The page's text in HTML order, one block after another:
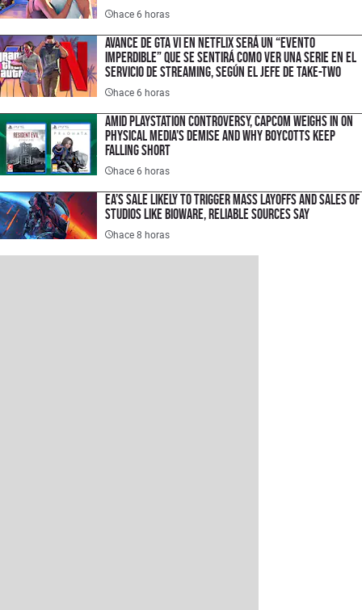
hace 6 horas
Avance de GTA VI en Netflix será un “evento
imperdible” que se sentirá como ver una serie en el
servicio de streaming, según el jefe de Take-Two
hace 6 horas
Amid PlayStation Controversy, Capcom Weighs In on
Physical Media’s Demise and Why Boycotts Keep
Falling Short
hace 6 horas
EA’s Sale Likely to Trigger Mass Layoffs and Sales of
Studios Like BioWare, Reliable Sources Say
hace 8 horas